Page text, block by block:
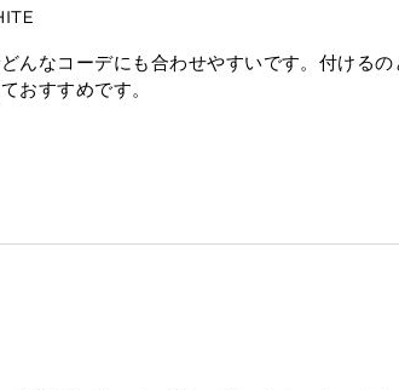
んなコーデにも合わせやすいです。付ける
おすすめです。